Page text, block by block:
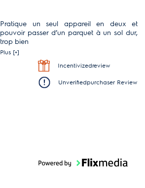
Pratique un seul appareil en deux et
pouvoir passer d’un parquet à un sol dur,
trop bien
Plus [+]
Incentivizedreview
Unverifiedpurchaser Review